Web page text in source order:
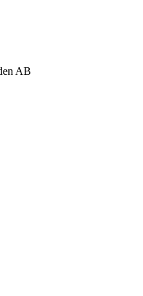
AB